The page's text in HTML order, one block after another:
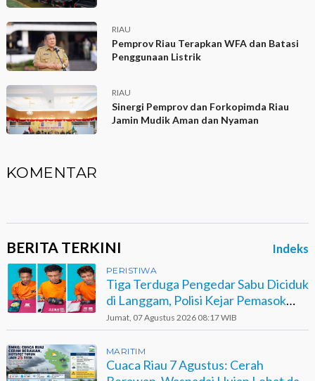
RIAU
Pemprov Riau Terapkan WFA dan Batasi
Penggunaan Listrik
RIAU
Sinergi Pemprov dan Forkopimda Riau
Jamin Mudik Aman dan Nyaman
KOMENTAR
BERITA TERKINI Indeks
PERISTIWA
Tiga Terduga Pengedar Sabu Diciduk
di Langgam, Polisi Kejar Pemasok
Berinisial GA
Jumat, 07 Agustus 2026 08:17 WIB
MARITIM
Cuaca Riau 7 Agustus: Cerah